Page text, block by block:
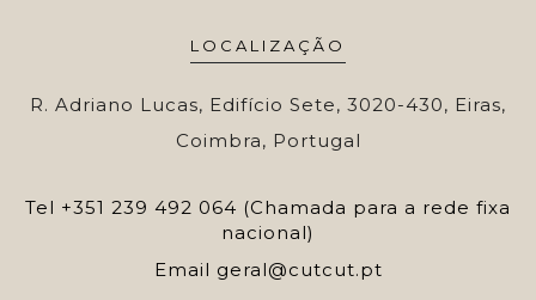
LOCALIZAÇÃO
R. Adriano Lucas, Edifício Sete, 3020-430, Eiras,
Coimbra, Portugal
Tel +351 239 492 064 (Chamada para a rede fixa
nacional)
Email geral@cutcut.pt